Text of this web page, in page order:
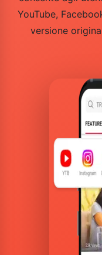
YouTube,
versione